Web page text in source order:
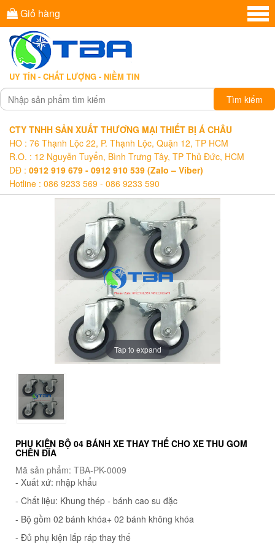
Giỏ hàng
UY TÍN - CHẤT LƯỢNG - NIỀM TIN
Tìm kiếm
CTY TNHH SẢN XUẤT THƯƠNG MẠI THIẾT BỊ Á CHÂU
HO : 76 Thạnh Lộc 22, P. Thạnh Lộc, Quận 12, TP HCM
R.O. : 12 Nguyễn Tuyển, Bình Trưng Tây, TP Thủ Đức, HCM
DĐ : 0912 919 679 - 0912 910 539 (Zalo – Viber)
Hotline : 086 9233 569 - 086 9233 590
Tap to expand
PHỤ KIỆN BỘ 04 BÁNH XE THAY THẾ CHO XE THU GOM
CHÉN ĐĨA
Mã sản phẩm: TBA-PK-0009
- Xuất xứ: nhập khẩu
- Chất liệu: Khung thép - bánh cao su đặc
- Bộ gồm 02 bánh khóa+ 02 bánh không khóa
- Đủ phụ kiện lắp ráp thay thế